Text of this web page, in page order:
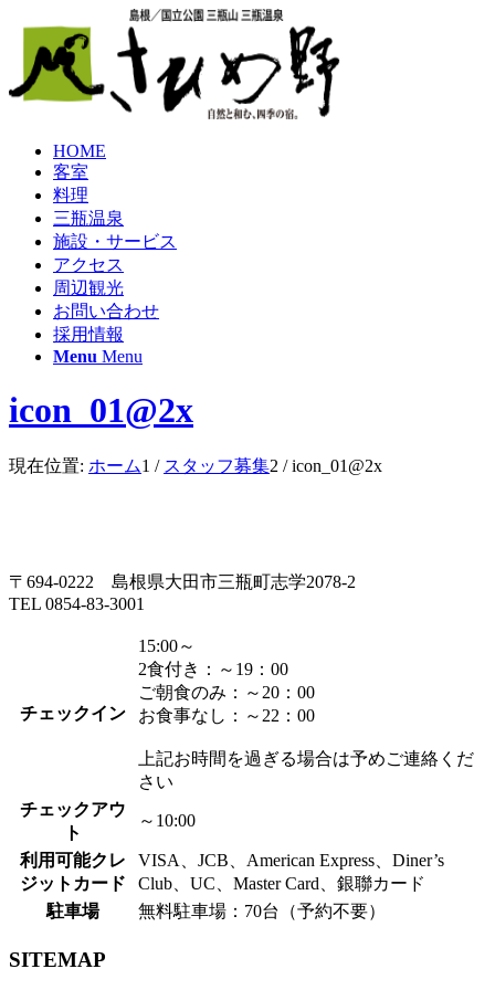
HOME
客室
料理
三瓶温泉
施設・サービス
アクセス
周辺観光
お問い合わせ
採用情報
Menu Menu
icon_01@2x
現在位置: ホーム1 / スタッフ募集2 / icon_01@2x
〒694-0222 島根県大田市三瓶町志学2078-2
TEL 0854-83-3001
チェックイン
15:00～
2食付き：～19：00
ご朝食のみ：～20：00
お食事なし：～22：00
上記お時間を過ぎる場合は予めご連絡くだ
さい
チェックアウ
ト
～10:00
利用可能クレ
ジットカード
VISA、JCB、American Express、Diner’s
Club、UC、Master Card、銀聯カード
駐車場
無料駐車場：70台（予約不要）
SITEMAP